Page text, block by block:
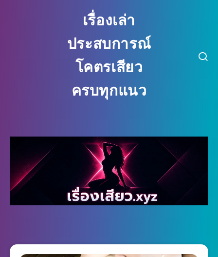
เรื่องเล่า
ประสบการณ์
โคตรเสียว
ครบทุกแนว